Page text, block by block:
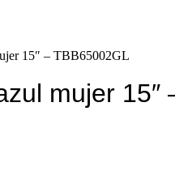
15″ – TBB65002GL
mujer 15″